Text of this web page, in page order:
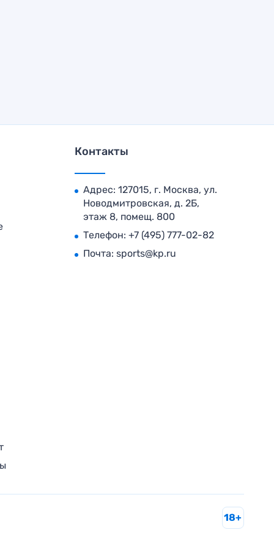
Контакты
Адрес: 127015, г. Москва, ул.
Новодмитровская, д. 2Б,
этаж 8, помещ. 800
Телефон: +7 (495) 777-02-82
Почта: sports@kp.ru
18+